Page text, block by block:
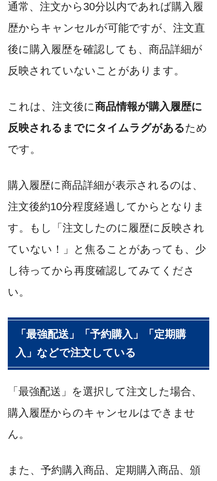
通常、注文から30分以内であれば購入履
歴からキャンセルが可能ですが、注文直
後に購入履歴を確認しても、商品詳細が
反映されていないことがあります。
これは、注文後に商品情報が購入履歴に
反映されるまでにタイムラグがあるため
です。
購入履歴に商品詳細が表示されるのは、
注文後約10分程度経過してからとなりま
す。もし「注文したのに履歴に反映され
ていない！」と焦ることがあっても、少
し待ってから再度確認してみてくださ
い。
「 最強配送」「予約購入」「定期購
入」などで注文している
「最強配送」を選択して注文した場合、
購入履歴からのキャンセルはできませ
ん。
また、予約購入商品、定期購入商品、頒